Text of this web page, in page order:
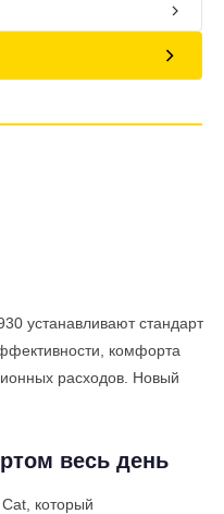
устанавливают стандарт
комфорта
расходов. Новый
весь день
который